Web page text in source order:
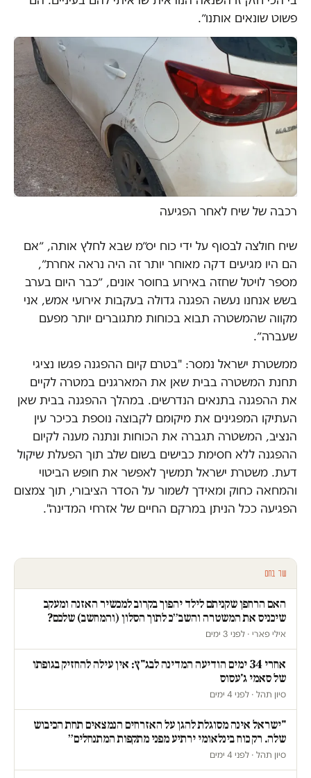
פשוט שונאים אותנו״.
רכבה של שיח לאחר הפגיעה
שיח חולצה לבסוף על ידי כוח יס״מ שבא לחלץ אותה, ״אם
הם היו מגיעים דקה מאוחר יותר זה היה נראה אחרת״,
מספר לויטל שחזה באירוע בחוסר אונים, ״כבר היום בערב
בשש אנחנו נעשה הפגנה גדולה בעקבות אירועי אמש, אני
מקווה שהמשטרה תבוא בכוחות מתגוברים יותר מפעם
שעברה״.
ממשטרת ישראל נמסר: "בטרם קיום ההפגנה פגשו נציגי
תחנת המשטרה בבית שאן את המארגנים במטרה לקיים
את ההפגנה בתנאים הנדרשים. במהלך ההפגנה בבית שאן
העתיקו המפגינים את מיקומם לקבוצה נוספת בכיכר עין
הנציב, המשטרה תגברה את הכוחות ונתנה מענה לקיום
ההפגנה ללא חסימת כבישים בשום שלב תוך הפעלת שיקול
דעת. משטרת ישראל תמשיך לאפשר את חופש הביטוי
והמחאה כחוק ומאידך לשמור על הסדר הציבורי, תוך צמצום
הפגיעה ככל הניתן במרקם החיים של אזרחי המדינה".
עוד בחם
האם הרחפן שקניתם לילד יהפוך בקרוב למכשיר האזנה ומעקב
שיכניס את המשטרה והשב״כ לתוך הסלון (והמחשב) שלכם?
אילי פארי · לפני 3 ימים
אחרי 34 ימים הודיעה המדינה לבג"ץ: אין עילה להחזיק בגופתו
של סאמי ג'עסוס
סיון תהל · לפני 4 ימים
"ישראל אינה מסוגלת להגן על האזרחים הנמצאים תחת הכיבוש
שלה. רק כוח בינלאומי ירתיע מפני מתקפות המתנחלים״
סיון תהל · לפני 4 ימים